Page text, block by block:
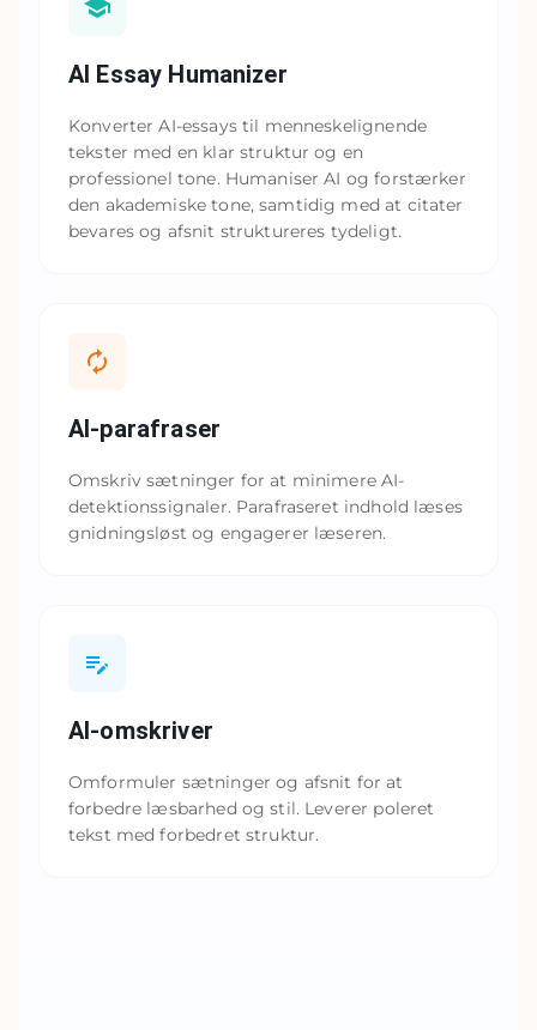
AI Essay Humanizer
Konverter AI-essays til menneskelignende
tekster med en klar struktur og en
professionel tone. Humaniser AI og forstærker
den akademiske tone, samtidig med at citater
bevares og afsnit struktureres tydeligt.
AI-parafraser
Omskriv sætninger for at minimere AI-
detektionssignaler. Parafraseret indhold læses
gnidningsløst og engagerer læseren.
AI-omskriver
Omformuler sætninger og afsnit for at
forbedre læsbarhed og stil. Leverer poleret
tekst med forbedret struktur.